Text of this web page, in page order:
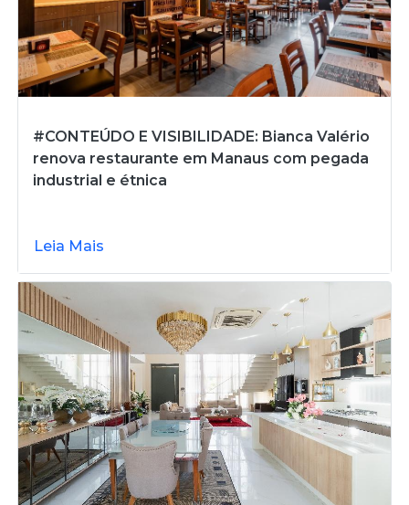
#CONTEÚDO E VISIBILIDADE: Bianca Valério
renova restaurante em Manaus com pegada
industrial e étnica
Leia Mais